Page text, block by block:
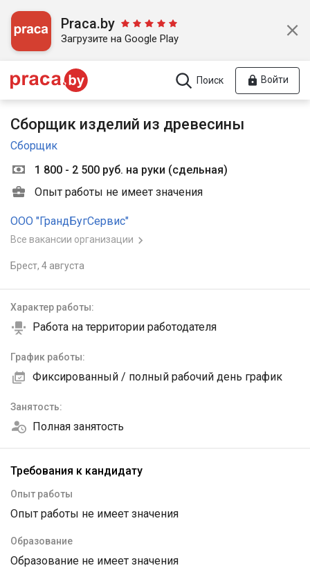
Praca.by
Загрузите на Google Play
Поиск Войти
Сборщик изделий из древесины
Сборщик
1 800 - 2 500 руб. на руки (сдельная)
Опыт работы не имеет значения
ООО "ГрандБугСервис"
Все вакансии организации
Брест, 4 августа
Характер работы:
Работа на территории работодателя
График работы:
Фиксированный / полный рабочий день график
Занятость:
Полная занятость
Требования к кандидату
Опыт работы
Опыт работы не имеет значения
Образование
Образование не имеет значения